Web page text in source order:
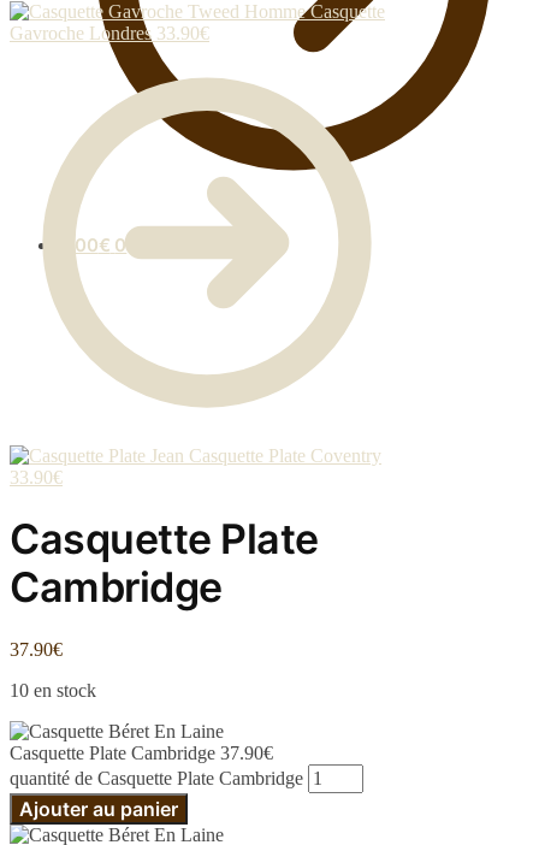
0.00€ 0
Casquette
Gavroche Londres 33.90€
Casquette Plate Coventry
33.90€
Casquette Plate
Cambridge
37.90€
10 en stock
Casquette Plate Cambridge 37.90€
quantité de Casquette Plate Cambridge
Ajouter au panier